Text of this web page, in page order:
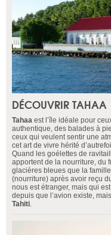
DÉCOUVRIR TAHAA
Tahaa est l’île idéale pour
authentique, des balades à
ceux qui veulent sentir une
cet art de vivre hérité
Quand les goélettes de
apportent de la nourriture, du
glacières bleues que la
(nourriture) après avoir reçu
nous est étranger, mais qui
depuis que l’avion existe,
Tahiti.